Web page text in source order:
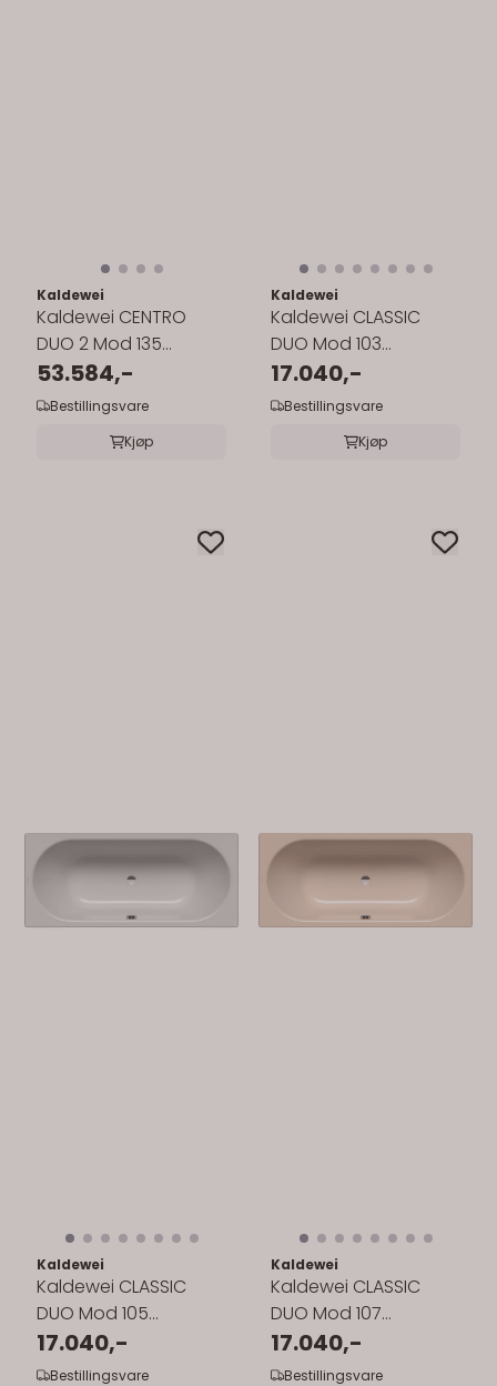
Kaldewei
Kaldewei CENTRO
DUO 2 Mod 135
Innebygd Badekar
180x80 cm
53.584,-
Bestillingsvare
Kjøp
Kaldewei
Kaldewei CLASSIC
DUO Mod 103
Innebygd Badekar
160x70 cm
17.040,-
Bestillingsvare
Kjøp
Kaldewei
Kaldewei CLASSIC
DUO Mod 105
Innebygd Badekar
170x70 cm
17.040,-
Bestillingsvare
Kaldewei
Kaldewei CLASSIC
DUO Mod 107
Innebygd Badekar
170x75 cm
17.040,-
Bestillingsvare